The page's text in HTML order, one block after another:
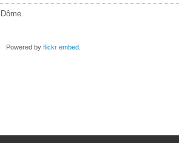
Powered by flickr embed.